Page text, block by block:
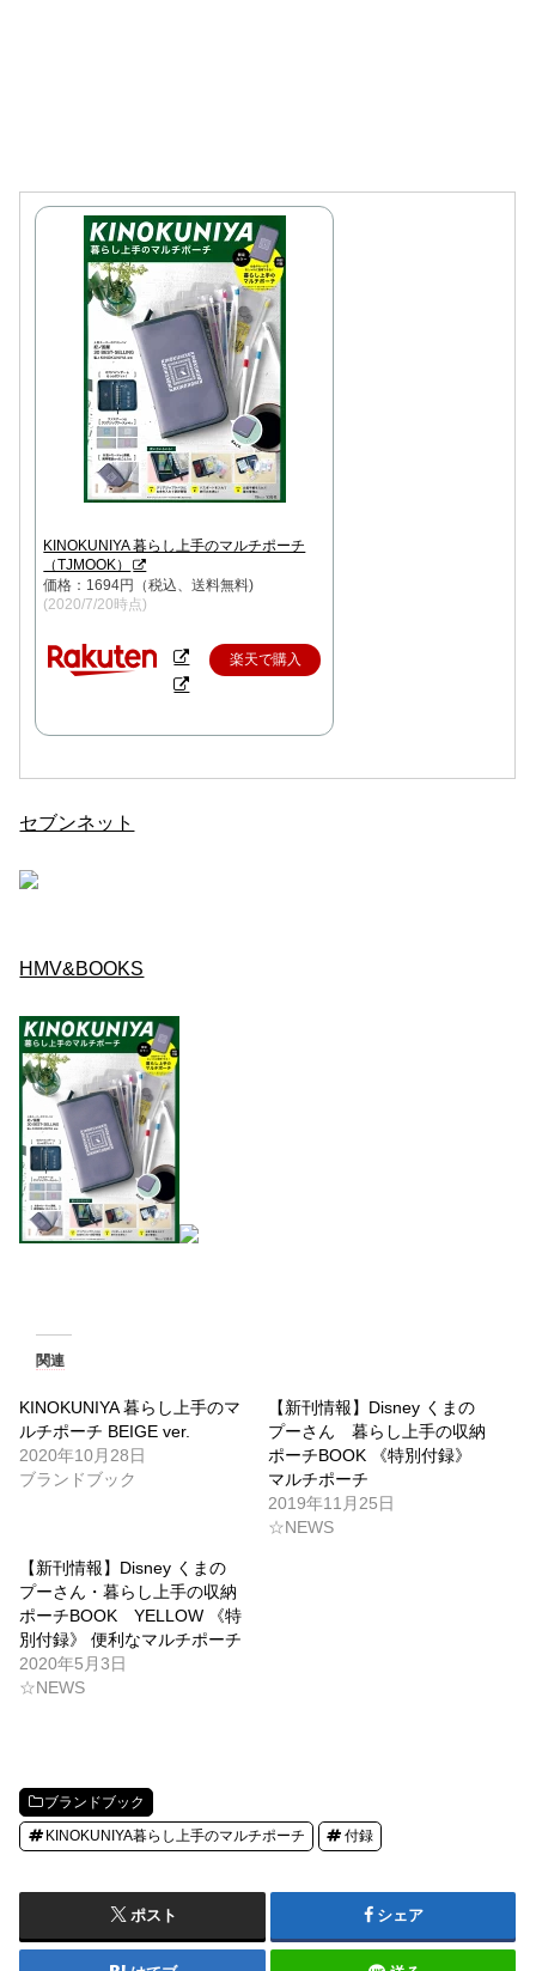
KINOKUNIYA 暮らし上手のマルチポーチ
（TJMOOK）
価格：1694円（税込、送料無料)
(2020/7/20時点)
楽天で購入
セブンネット
HMV&BOOKS
関連
KINOKUNIYA 暮らし上手のマ
ルチポーチ BEIGE ver.
2020年10月28日
ブランドブック
【新刊情報】Disney くまの
プーさん 暮らし上手の収納
ポーチBOOK 《特別付録》
マルチポーチ
2019年11月25日
☆NEWS
【新刊情報】Disney くまの
プーさん・暮らし上手の収納
ポーチBOOK YELLOW 《特
別付録》 便利なマルチポーチ
2020年5月3日
☆NEWS
ブランドブック
KINOKUNIYA暮らし上手のマルチポーチ 付録
ポスト シェア